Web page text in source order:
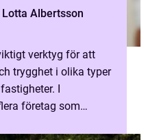
Lotta Albertsson
verktyg för att
trygghet i olika typer
I
företag som